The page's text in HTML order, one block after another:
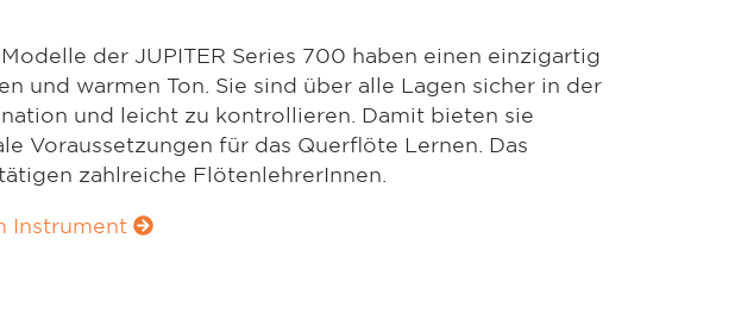
der JUPITER Series 700 haben einen einzigartig
und warmen Ton. Sie sind über alle Lagen sicher in der
und leicht zu kontrollieren. Damit bieten sie
Voraussetzungen für das Querflöte Lernen. Das
zahlreiche FlötenlehrerInnen.
Instrument